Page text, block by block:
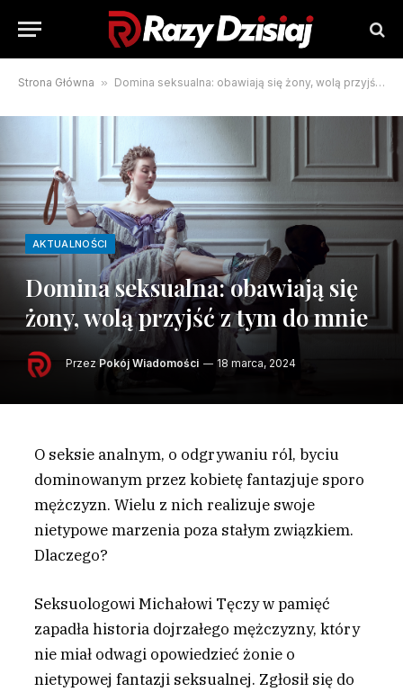
Strona Główna » Domina seksualna: obawiają się żony, wolą przyjść z tym do mnie
AKTUALNOŚCI
Domina seksualna: obawiają się
żony, wolą przyjść z tym do mnie
Przez Pokój Wiadomości 18 marca, 2024
O seksie analnym, o odgrywaniu ról, byciu
dominowanym przez kobietę fantazjuje sporo
mężczyzn. Wielu z nich realizuje swoje
nietypowe marzenia poza stałym związkiem.
Dlaczego?
Seksuologowi Michałowi Tęczy w pamięć
zapadła historia dojrzałego mężczyzny, który
nie miał odwagi opowiedzieć żonie o
nietypowej fantazji seksualnej. Zgłosił się do